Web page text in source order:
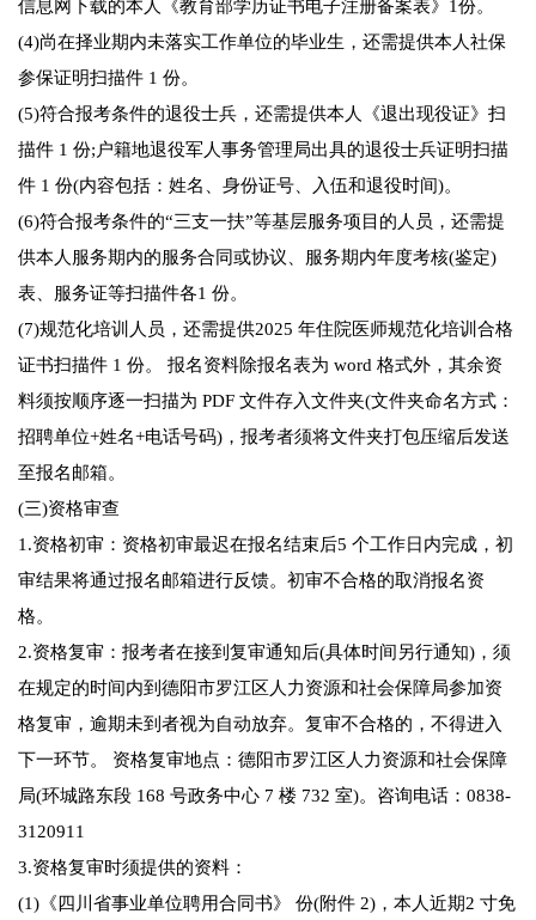
信息网下载的本人《教育部学历证书电子注册备案表》1份。
(4)尚在择业期内未落实工作单位的毕业生，还需提供本人社保
参保证明扫描件 1 份。
(5)符合报考条件的退役士兵，还需提供本人《退出现役证》扫
描件 1 份;户籍地退役军人事务管理局出具的退役士兵证明扫描
件 1 份(内容包括：姓名、身份证号、入伍和退役时间)。
(6)符合报考条件的“三支一扶”等基层服务项目的人员，还需提
供本人服务期内的服务合同或协议、服务期内年度考核(鉴定)
表、服务证等扫描件各1 份。
(7)规范化培训人员，还需提供2025 年住院医师规范化培训合格
证书扫描件 1 份。 报名资料除报名表为 word 格式外，其余资
料须按顺序逐一扫描为 PDF 文件存入文件夹(文件夹命名方式：
招聘单位+姓名+电话号码)，报考者须将文件夹打包压缩后发送
至报名邮箱。
(三)资格审查
1.资格初审：资格初审最迟在报名结束后5 个工作日内完成，初
审结果将通过报名邮箱进行反馈。初审不合格的取消报名资
格。
2.资格复审：报考者在接到复审通知后(具体时间另行通知)，须
在规定的时间内到德阳市罗江区人力资源和社会保障局参加资
格复审，逾期未到者视为自动放弃。复审不合格的，不得进入
下一环节。 资格复审地点：德阳市罗江区人力资源和社会保障
局(环城路东段 168 号政务中心 7 楼 732 室)。咨询电话：0838-
3120911
3.资格复审时须提供的资料：
(1)《四川省事业单位聘用合同书》 份(附件 2)，本人近期2 寸免